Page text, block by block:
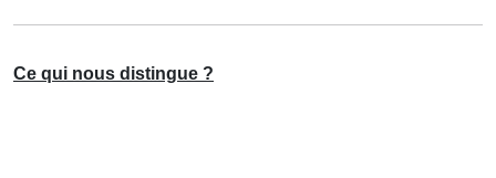
Ce qui nous distingue ?